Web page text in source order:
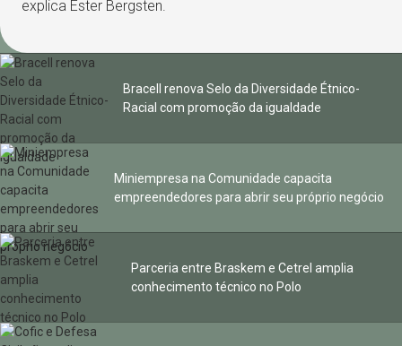
explica Ester Bergsten.
Bracell renova Selo da Diversidade Étnico-
Racial com promoção da igualdade
Miniempresa na Comunidade capacita
empreendedores para abrir seu próprio negócio
Parceria entre Braskem e Cetrel amplia
conhecimento técnico no Polo